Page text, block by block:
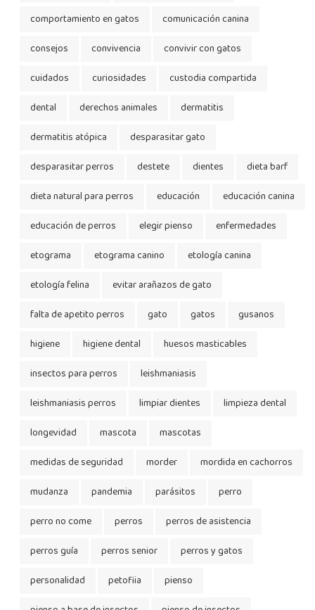
comportamiento en gatos
comunicación canina
consejos
convivencia
convivir con gatos
cuidados
curiosidades
custodia compartida
dental
derechos animales
dermatitis
dermatitis atópica
desparasitar gato
desparasitar perros
destete dientes
dieta barf
dieta natural para perros
educación
educación canina
educación de perros
elegir pienso
enfermedades
etograma
etograma canino
etología canina
etología felina
evitar arañazos de gato
falta de apetito perros
gato gatos
gusanos
higiene
higiene dental
huesos masticables
insectos para perros
leishmaniasis
leishmaniasis perros
limpiar dientes
limpieza dental
longevidad
mascota
mascotas
medidas de seguridad
morder
mordida en cachorros
mudanza
pandemia parásitos
perro
perro no come
perros
perros de asistencia
perros guía
perros senior
perros y gatos
personalidad
petofiia
pienso